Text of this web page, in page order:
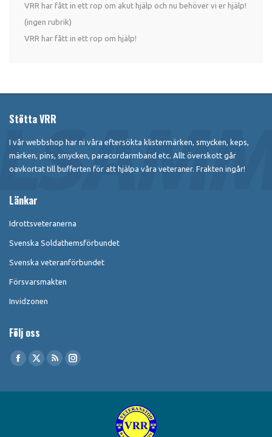
VRR har fått in ett rop om akut hjälp och nu behöver vi er hjälp!
(ingen rubrik)
VRR har fått in ett rop om hjälp!
Stötta VRR
I vår webbshop har ni våra eftersökta klistermärken, smycken, keps,
märken, pins, smycken, paracordarmband etc. Allt överskott går
oavkortat till bufferten för att hjälpa våra veteraner. Frakten ingår!
Länkar
Idrottsveteranerna
Svenska Soldathemsförbundet
Svenska veteranförbundet
Försvarsmakten
Invidzonen
Följ oss
Find us on:
Facebook
X
Rss
Instagram